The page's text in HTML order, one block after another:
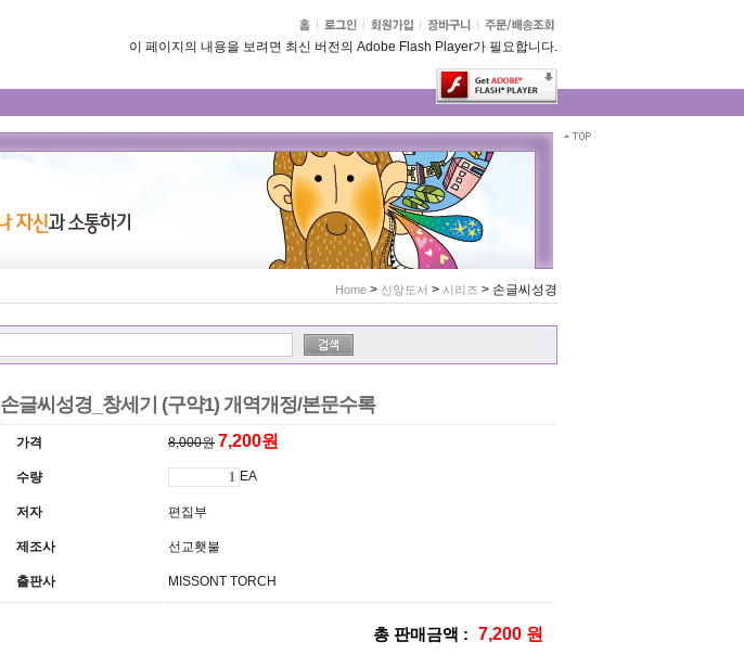
이 페이지의 내용을 보려면 최신 버전의 Adobe Flash Player가 필요합니다.
Home > 신앙도서 > 시리즈 > 손글씨성경
손글씨성경_창세기 (구약1) 개역개정/본문수록
가격 8,000원 7,200원
수량 EA
저자 편집부
제조사 선교횃불
출판사 MISSONT TORCH
총 판매금액 : 7,200 원